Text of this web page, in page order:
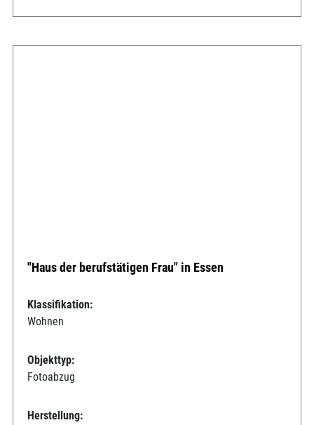
"Haus der berufstätigen Frau" in Essen
Klassifikation:
Wohnen
Objekttyp:
Fotoabzug
Herstellung: